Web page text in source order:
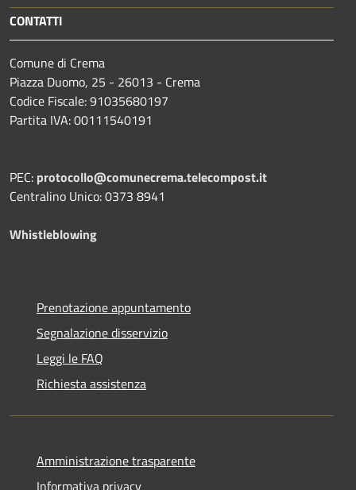
CONTATTI
Comune di Crema
Piazza Duomo, 25 - 26013 - Crema
Codice Fiscale: 91035680197
Partita IVA: 00111540191
PEC: protocollo@comunecrema.telecompost.it
Centralino Unico: 0373 8941
Whistleblowing
Prenotazione appuntamento
Segnalazione disservizio
Leggi le FAQ
Richiesta assistenza
Amministrazione trasparente
Informativa privacy